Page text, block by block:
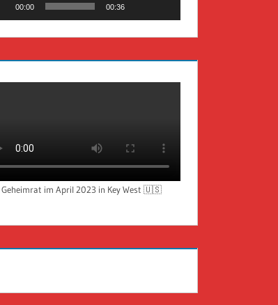
00:00 00:36
Geheimrat im April 2023 in Key West 🇺🇸